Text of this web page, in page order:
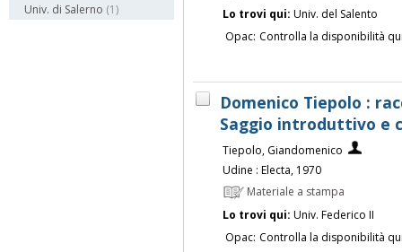
Univ. di Salerno (1)
Lo trovi qui: Univ. del Salento
Opac: Controlla la disponibilità
Domenico Tiepolo :
Saggio introduttivo e
Tiepolo, Giandomenico
Udine : Electa, 1970
Materiale a stampa
Lo trovi qui: Univ. Federico II
Opac: Controlla la disponibilità